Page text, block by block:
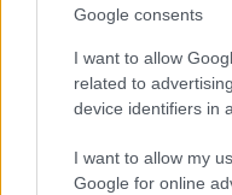
Google consents
I want to allow
related to
device identifiers in
I want to allow my
Google for online
e poi andandosi a
Fortunatamente
abbiamo quattro
solidarietà piena”. E
trentina, è sceso la
Voglio ringraziare i